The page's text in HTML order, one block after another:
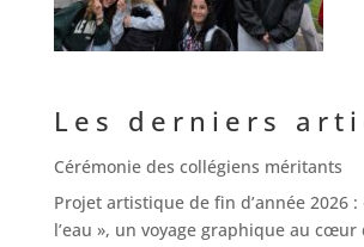
Les derniers
Cérémonie des collégiens méritants
Projet artistique de fin d’année 2026 :
l’eau », un voyage graphique au cœur